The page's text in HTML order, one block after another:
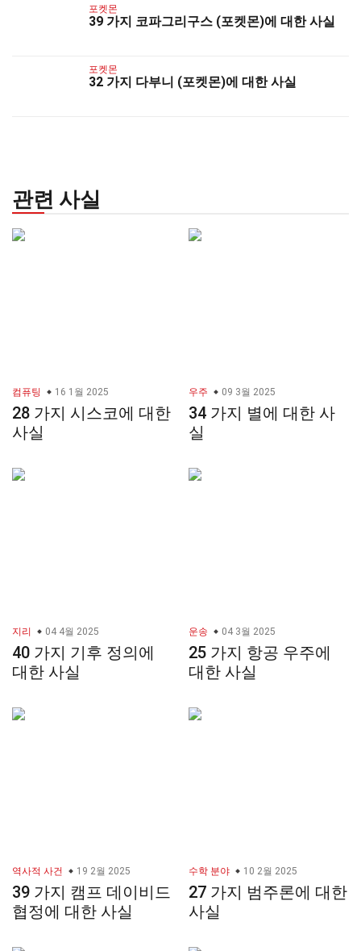
포켓몬
39 가지 코파그리구스 (포켓몬)에 대한 사실
포켓몬
32 가지 다부니 (포켓몬)에 대한 사실
관련 사실
컴퓨팅 16 1월 2025
28 가지 시스코에 대한
사실
우주 09 3월 2025
34 가지 별에 대한 사
실
지리 04 4월 2025
40 가지 기후 정의에
대한 사실
운송 04 3월 2025
25 가지 항공 우주에
대한 사실
역사적 사건 19 2월 2025
39 가지 캠프 데이비드
협정에 대한 사실
수학 분야 10 2월 2025
27 가지 범주론에 대한
사실